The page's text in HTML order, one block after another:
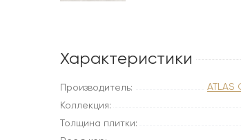
Характеристики
Производитель:
ATLAS
Коллекция:
Толщина плитки: